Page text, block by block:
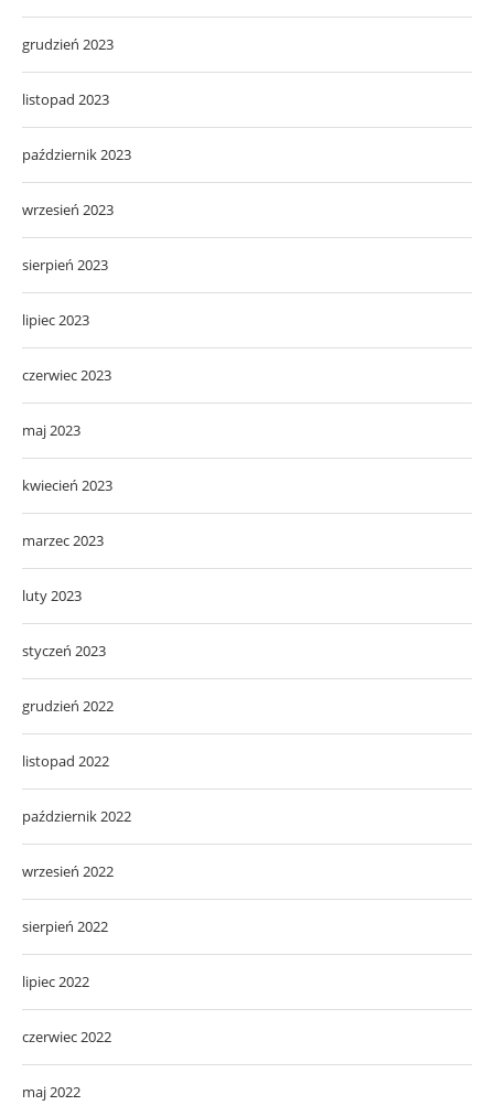
grudzień 2023
listopad 2023
październik 2023
wrzesień 2023
sierpień 2023
lipiec 2023
czerwiec 2023
maj 2023
kwiecień 2023
marzec 2023
luty 2023
styczeń 2023
grudzień 2022
listopad 2022
październik 2022
wrzesień 2022
sierpień 2022
lipiec 2022
czerwiec 2022
maj 2022